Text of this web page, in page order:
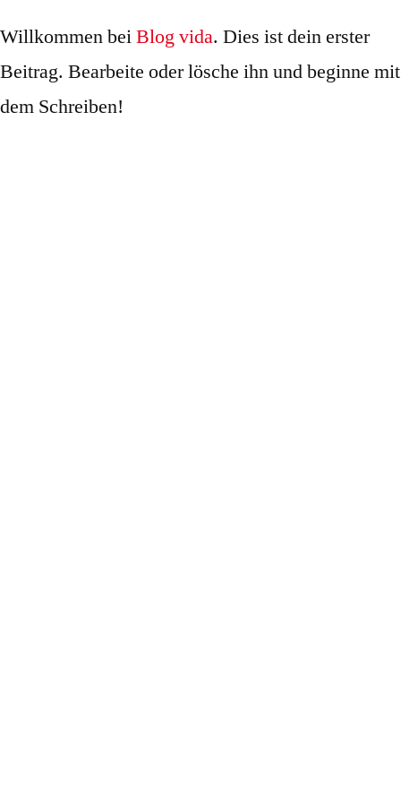
Willkommen beiBlog vida. Dies ist dein erster
Beitrag. Bearbeite oder lösche ihn und beginne mit
dem Schreiben!